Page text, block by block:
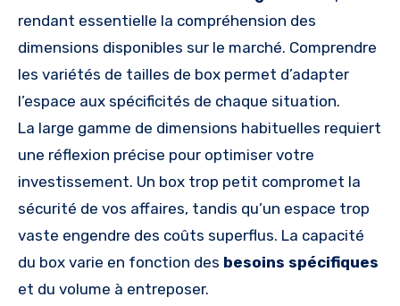
rendant essentielle la compréhension des
dimensions disponibles sur le marché. Comprendre
les variétés de tailles de box permet d’adapter
l’espace aux spécificités de chaque situation.
La large gamme de dimensions habituelles requiert
une réflexion précise pour optimiser votre
investissement. Un box trop petit compromet la
sécurité de vos affaires, tandis qu’un espace trop
vaste engendre des coûts superflus. La capacité
du box varie en fonction des besoins spécifiques
et du volume à entreposer.